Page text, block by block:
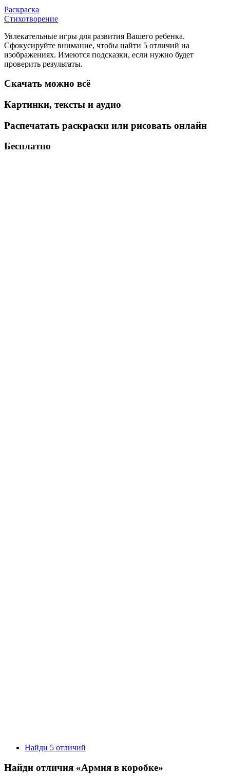
Раскраска
Стихотворение
Увлекательные игры для развития Вашего ребенка.
Сфокусируйте внимание, чтобы найти 5 отличий на
изображениях. Имеются подсказки, если нужно будет
проверить результаты.
Скачать можно всё
Картинки, тексты и аудио
Распечатать раскраски или рисовать онлайн
Бесплатно
Найди 5 отличий
Найди отличия «Армия в коробке»